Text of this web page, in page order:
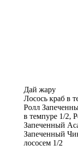
Дай жару
Лосось краб в
Ролл
в темпуре 1/2,
Запеченный
Запеченный
лососем 1/2